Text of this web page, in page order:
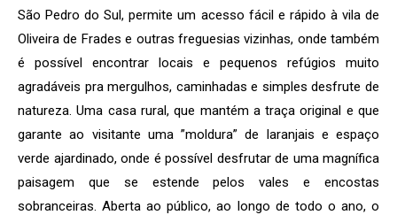
São Pedro do Sul, permite um acesso fácil e rápido à vila de
Oliveira de Frades e outras freguesias vizinhas, onde também
é possível encontrar locais e pequenos refúgios muito
agradáveis pra mergulhos, caminhadas e simples desfrute de
natureza. Uma casa rural, que mantém a traça original e que
garante ao visitante uma ”moldura” de laranjais e espaço
verde ajardinado, onde é possível desfrutar de uma magnífica
paisagem que se estende pelos vales e encostas
sobranceiras. Aberta ao público, ao longo de todo o ano, o